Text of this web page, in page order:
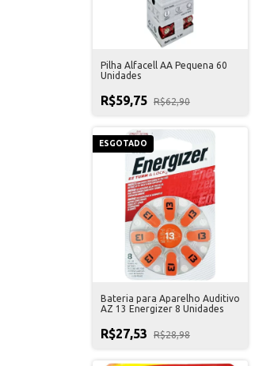
Pilha Alfacell AA Pequena 60
Unidades
R$59,75 R$62,90
ESGOTADO
Bateria para Aparelho Auditivo
AZ 13 Energizer 8 Unidades
R$27,53 R$28,98